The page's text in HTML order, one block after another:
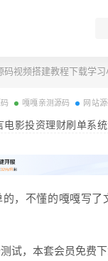
码视频搭建教程下载学习
嘎嘎亲测源码 网站源
电影投资理财刷单系
，不懂的嘎嘎写了
试，本套会员免费下